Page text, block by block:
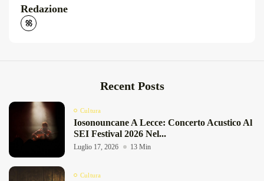
Redazione
Recent Posts
Cultura
Iosonouncane A Lecce: Concerto Acustico Al
SEI Festival 2026 Nel...
Luglio 17, 2026 13 Min
Cultura